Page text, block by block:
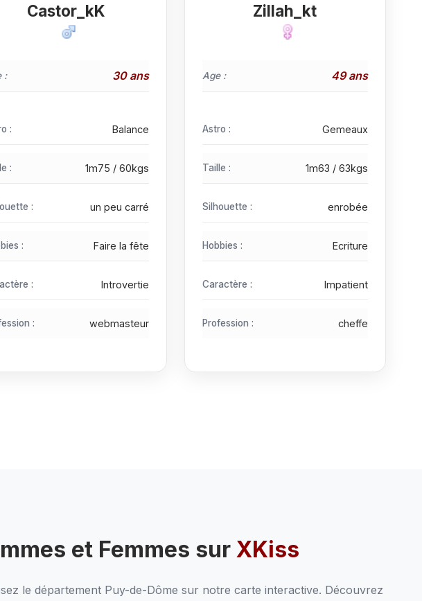
Castor_kK
: 30 ans
: Balance
: 1m75 / 60kgs
: un peu carré
: Faire la fête
: Introvertie
: webmasteur
Zillah_kt
Age : 49 ans
Astro : Gemeaux
Taille : 1m63 / 63kgs
Silhouette : enrobée
Hobbies : Ecriture
Caractère : Impatient
Profession : cheffe
et Femmes sur XKiss
le département Puy-de-Dôme sur notre carte interactive. Découvrez